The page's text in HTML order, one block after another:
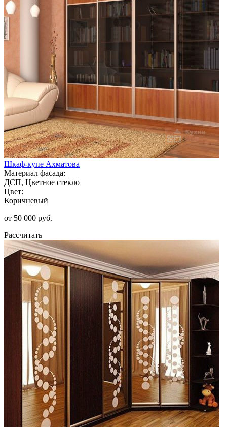
Шкаф-купе Ахматова
Материал фасада:
ДСП, Цветное стекло
Цвет:
Коричневый
от 50 000 руб.
Рассчитать